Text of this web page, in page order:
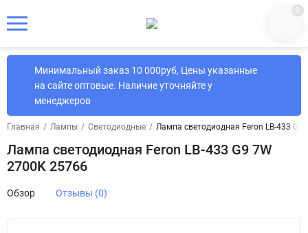
0
Минимальный заказ 10 000руб, Цены указанные
на сайте оптовые. Наличие уточняйте у
менеджеров
Главная / Лампы / Светодиодные / Лампа светодиодная Feron LB-433 G9
Лампа светодиодная Feron LB-433 G9 7W
2700K 25766
Обзор Отзывы (0)